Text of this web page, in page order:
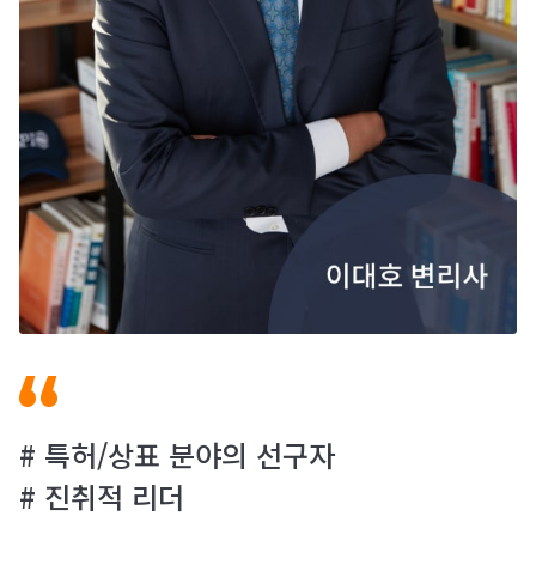
# 특허/상표 분야의 선구자
# 진취적 리더